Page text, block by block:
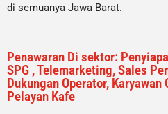
di semuanya Jawa Barat.
Penawaran Di sektor:
SPG , Telemarketing, Sales
Dukungan Operator,
Pelayan Kafe